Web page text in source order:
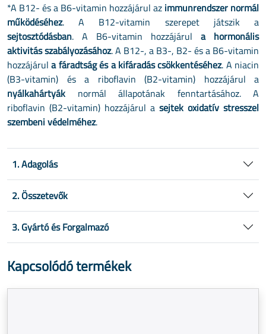
*A B12- és a B6-vitamin hozzájárul az immunrendszer normál
működéséhez. A B12-vitamin szerepet játszik a
sejtosztódásban. A B6-vitamin hozzájárul a hormonális
aktivitás szabályozásához. A B12-, a B3-, B2- és a B6-vitamin
hozzájárula fáradtság és a kifáradás csökkentéséhez. A niacin
(B3-vitamin) és a riboflavin (B2-vitamin) hozzájárul a
nyálkahártyák normál állapotának fenntartásához. A
riboflavin (B2-vitamin) hozzájárul a sejtek oxidatív stresszel
szembeni védelméhez.
1. Adagolás
2. Összetevők
3. Gyártó és Forgalmazó
Kapcsolódó termékek